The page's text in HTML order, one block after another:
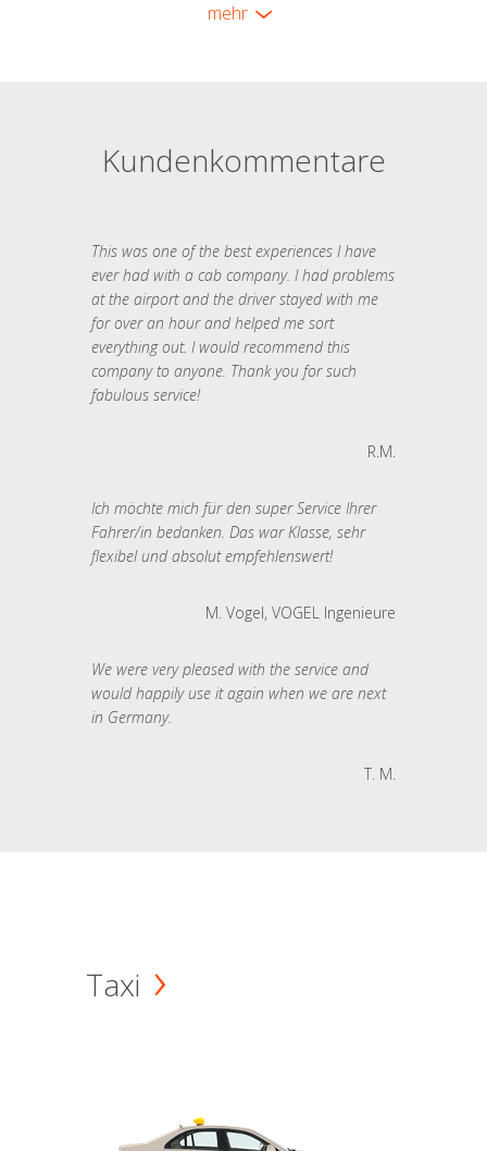
mehr
Kundenkommentare
This was one of the best experiences I have
ever had with a cab company. I had problems
at the airport and the driver stayed with me
for over an hour and helped me sort
everything out. I would recommend this
company to anyone. Thank you for such
fabulous service!
R.M.
Ich möchte mich für den super Service Ihrer
Fahrer/in bedanken. Das war Klasse, sehr
flexibel und absolut empfehlenswert!
M. Vogel, VOGEL Ingenieure
We were very pleased with the service and
would happily use it again when we are next
in Germany.
T. M.
Taxi